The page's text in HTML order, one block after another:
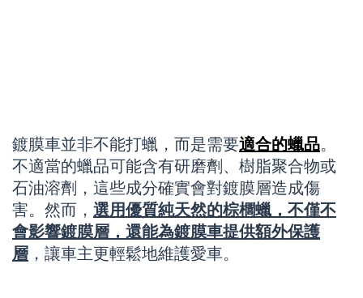
鍍膜車並非不能打蠟，而是需要適合的蠟品。
不適當的蠟品可能含有研磨劑、樹脂聚合物或
石油溶劑，這些成分確實會對鍍膜層造成傷
害。然而， 選用優質純天然的棕櫚蠟，不僅不
會影響鍍膜層，還能為鍍膜車提供額外保護
層 ，讓車主更輕鬆地維護愛車。